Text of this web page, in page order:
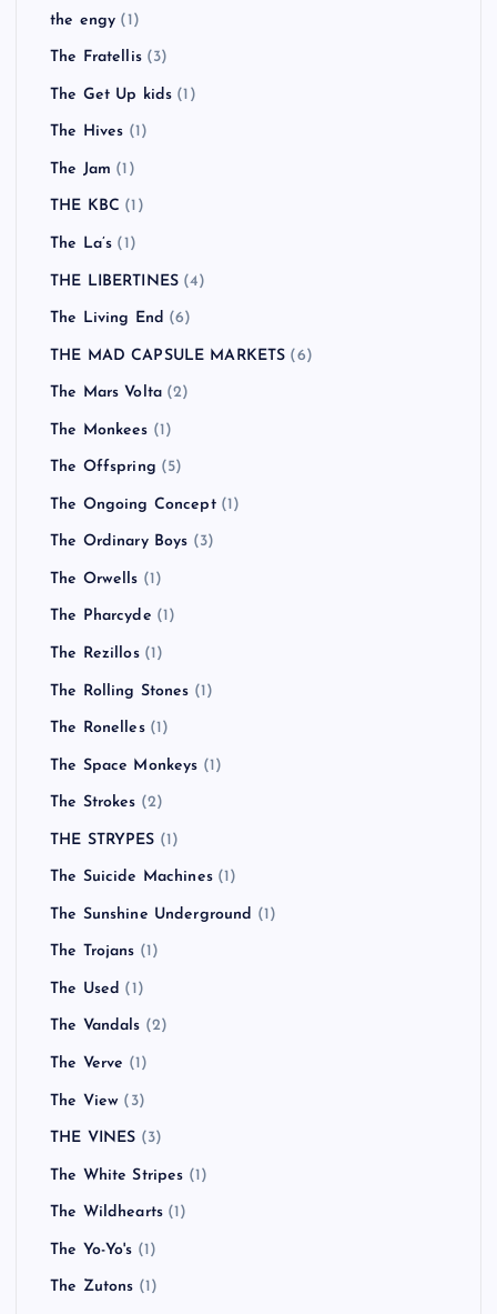
the engy (1)
The Fratellis(3)
The Get Up kids (1)
The Hives (1)
The Jam (1)
THE KBC (1)
The La’s (1)
THE LIBERTINES (4)
The Living End (6)
THE MAD CAPSULE MARKETS (6)
The Mars Volta (2)
The Monkees (1)
The Offspring (5)
The Ongoing Concept(1)
The Ordinary Boys (3)
The Orwells (1)
The Pharcyde (1)
The Rezillos(1)
The Rolling Stones (1)
The Ronelles(1)
The Space Monkeys (1)
The Strokes (2)
THE STRYPES (1)
The Suicide Machines(1)
The Sunshine Underground (1)
The Trojans (1)
The Used (1)
The Vandals (2)
The Verve (1)
The View (3)
THE VINES (3)
The White Stripes (1)
The Wildhearts (1)
The Yo-Yo's (1)
The Zutons (1)